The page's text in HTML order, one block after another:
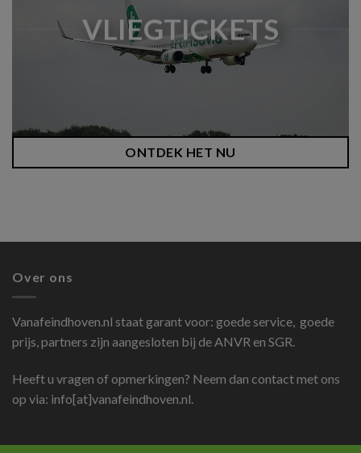
VLIEGTICKETS
ONTDEK HET NU
Over ons
Vanafeindhoven.nl staat garant voor: goede service, goede
prijs, partners zijn aangesloten bij de ANVR en SGR.
Heeft u vragen of opmerkingen? Neem dan contact met ons
op via: info[at]vanafeindhoven.nl.